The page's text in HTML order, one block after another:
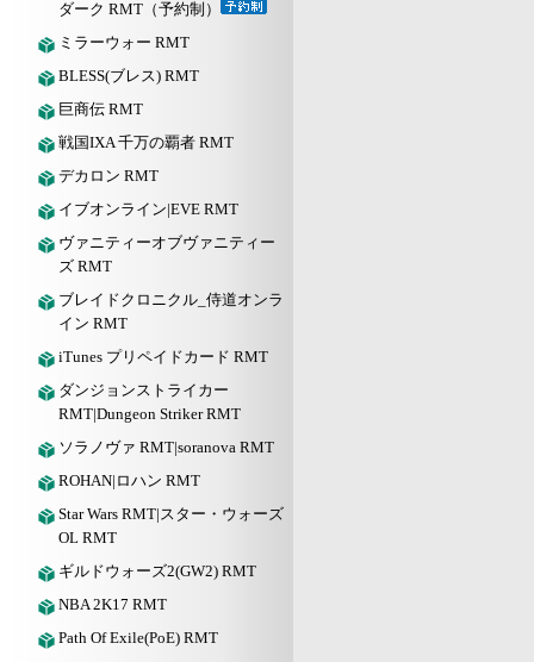
ダーク RMT（予約制）
ミラーウォー RMT
BLESS(ブレス) RMT
巨商伝 RMT
戦国IXA 千万の覇者 RMT
デカロン RMT
イブオンライン|EVE RMT
ヴァニティーオブヴァニティー
ズ RMT
ブレイドクロニクル_侍道オンラ
イン RMT
iTunes プリペイドカード RMT
ダンジョンストライカー
RMT|Dungeon Striker RMT
ソラノヴァ RMT|soranova RMT
ROHAN|ロハン RMT
Star Wars RMT|スター・ウォーズ
OL RMT
ギルドウォーズ2(GW2) RMT
NBA 2K17 RMT
Path Of Exile(PoE) RMT